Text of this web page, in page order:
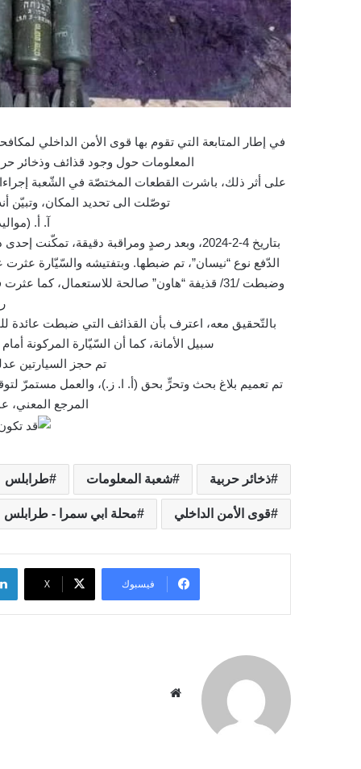
في إطار المتابعة التي تقوم بها قوى الأمن الداخلي
المعلومات حول وجود قذائف وذخائر
على أثر ذلك، باشرت القطعات المختصّة في الشّعبة
توصّلت الى تحديد المكان، وتبيّن
آ. أ. (مواليد عام
بتاريخ 4-2-2024، وبعد رصدٍ ومراقبة دقيقة،
الدّفع نوع “نيسان”، تم ضبطها. وبتفتيشه والسّيّارة
وضبطت /31/ قذيفة “هاون” صالحة للاستعمال،
سبيل الأمانة، كما أن السّيّارة المركونة
تم حجز السيارتين
تم تعميم بلاغ بحث وتحرٍّ بحق (أ. ا. ز.)، والعمل مستمرّ
المرجع المعني،
ذخائر حربية شعبة المعلومات طرابلس
قوى الأمن الداخلي محلة ابي سمرا - طرابلس
فيسبوك ‫X